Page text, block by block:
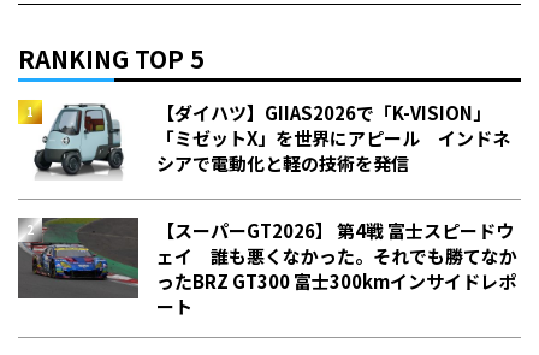
RANKING TOP 5
【ダイハツ】GIIAS2026で「K-VISION」
「ミゼットX」を世界にアピール インドネ
シアで電動化と軽の技術を発信
【スーパーGT2026】 第4戦 富士スピードウ
ェイ 誰も悪くなかった。それでも勝てなか
った――BRZ GT300 富士300kmインサイドレポ
ート